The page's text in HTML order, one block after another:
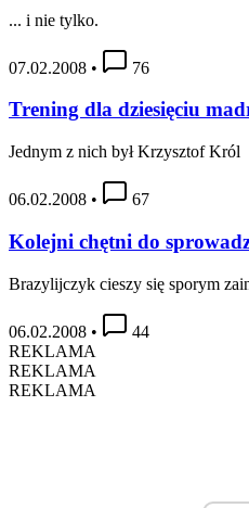
... i nie tylko.
07.02.2008 • 76
Trening dla dziesięciu
Jednym z nich był Krzysztof Król
06.02.2008 • 67
Kolejni chętni do
Brazylijczyk cieszy się sporym
06.02.2008 •
44
REKLAMA
REKLAMA
REKLAMA